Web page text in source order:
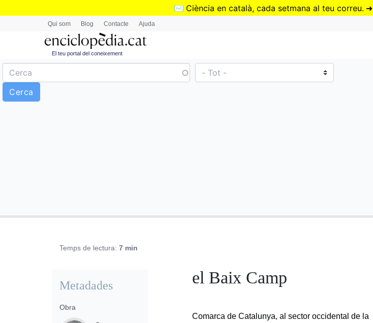
Vés
✉️ Ciència en català, cada setmana al teu correu. ➜
Qui som Blog Contacte Ajuda
El teu portal del coneixement
Temps de lectura: 7 min
el Baix Camp
Comarca de Catalunya, al sector occidental de la
Metadades
Obra